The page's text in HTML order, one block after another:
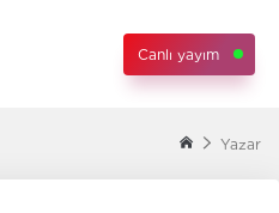
Canlı yayım
Yazar